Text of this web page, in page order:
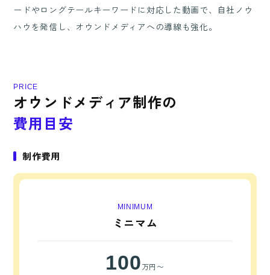
ードやロングテールキーワードに対応した動画で、自社ノウ
ハウを発信し、オウンドメディアへの導線も強化。
P R C E
オ ウ ン ドメ ディ ア制作の
費用 目 安
制作費用
MINIMUM
ミニマム
100万円〜